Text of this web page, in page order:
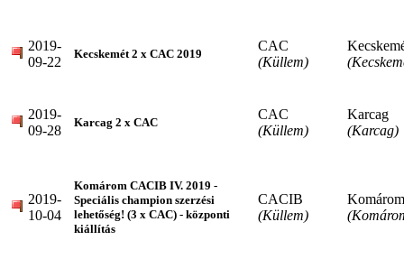
2019-
09-22
Kecskemét 2 x CAC 2019
CAC
(Küllem)
2019-
09-28
Karcag 2 x CAC
CAC
(Küllem)
Karcag
(Karcag)
2019-
10-04
Komárom CACIB IV. 2019 -
Speciális champion szerzési
lehetőség! (3 x CAC) - központi
kiállítás
CACIB
(Küllem)
Komárom